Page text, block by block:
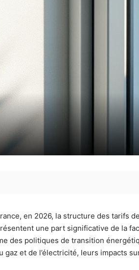
en 2026, la structure des tarifs
une part significative de la
des politiques de transition
et de l’électricité, leurs impacts